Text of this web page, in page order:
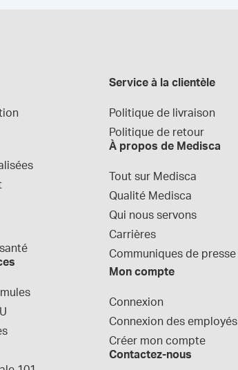
Service à la clientèle
Politique de livraison
Politique de retour
À propos de Medisca
Tout sur Medisca
Qualité Medisca
Qui nous servons
Carrières
Communiques de presse
Mon compte
Connexion
Connexion des employés
Créer mon compte
Contactez-nous